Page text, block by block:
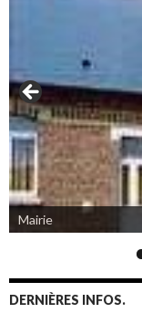
Mairie
Eglise de Thiescourt
DERNIÈRES INFOS.